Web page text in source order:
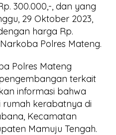
300.000,-, dan yang
29 Oktober 2023,
harga Rp.
Polres Mateng.
Polres Mateng
terkait
informasi bahwa
rumah kerabatnya di
Kecamatan
Mamuju Tengah.